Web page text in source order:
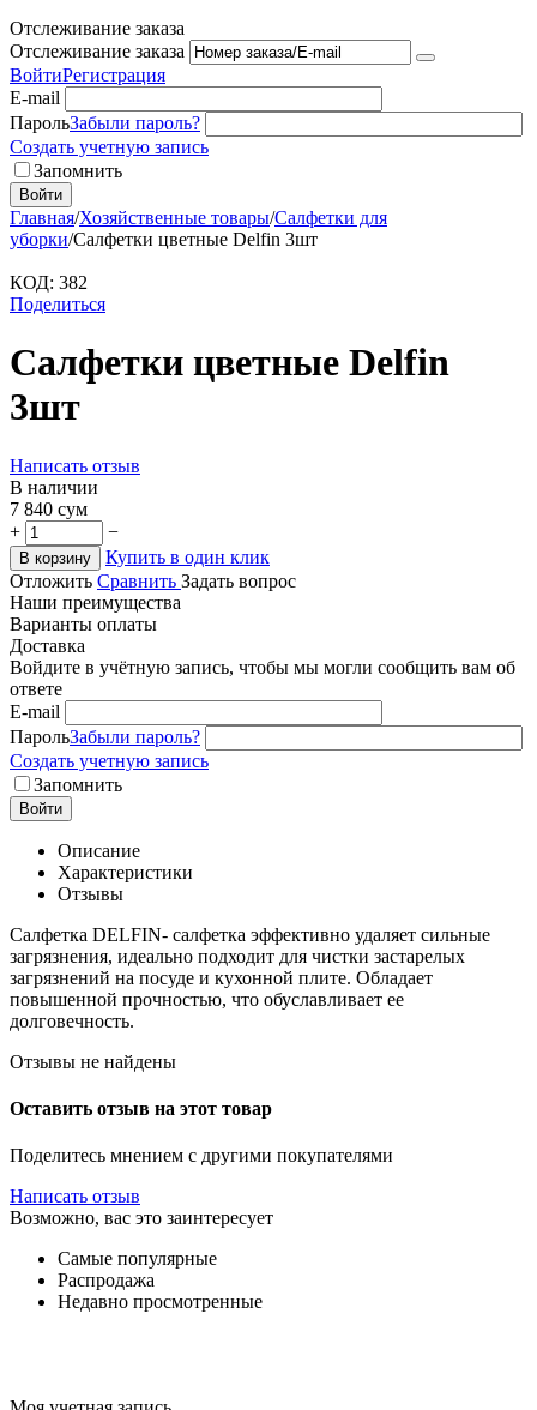
Отслеживание заказа
Отслеживание заказа
ВойтиРегистрация
E-mail
ПарольЗабыли пароль?
Создать учетную запись
Запомнить
Войти
Главная/Хозяйственные товары/Салфетки для
уборки/Салфетки цветные Delfin 3шт
КОД: 382
Поделиться
Салфетки цветные Delfin
3шт
Написать отзыв
В наличии
7 840 сум
+
−
В корзину
Купить в один клик
Отложить Сравнить Задать вопрос
Наши преимущества
Варианты оплаты
Доставка
Войдите в учётную запись, чтобы мы могли сообщить вам об
ответе
E-mail
ПарольЗабыли пароль?
Создать учетную запись
Запомнить
Войти
Описание
Характеристики
Отзывы
Салфетка DELFIN- салфетка эффективно удаляет сильные
загрязнения, идеально подходит для чистки застарелых
загрязнений на посуде и кухонной плите. Обладает
повышенной прочностью, что обуславливает ее
долговечность.
Отзывы не найдены
Оставить отзыв на этот товар
Поделитесь мнением с другими покупателями
Написать отзыв
Возможно, вас это заинтересует
Самые популярные
Распродажа
Недавно просмотренные